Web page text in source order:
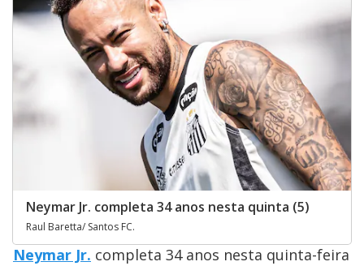
Neymar Jr. completa 34 anos nesta quinta (5)
Raul Baretta/ Santos FC.
Neymar Jr. completa 34 anos nesta quinta-feira